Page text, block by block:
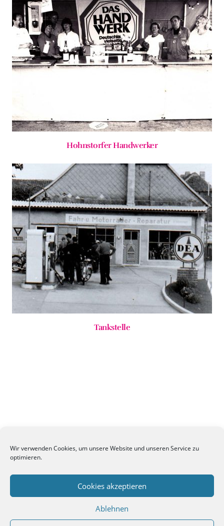
Wir verwenden Cookies, um unsere Website und unseren Service zu
optimieren.
Cookies akzeptieren
Ablehnen
Hohnstorfer Handwerker
Tankstelle